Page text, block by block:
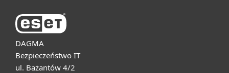
DAGMA
Bezpieczeństwo IT
ul. Bażantów 4/2